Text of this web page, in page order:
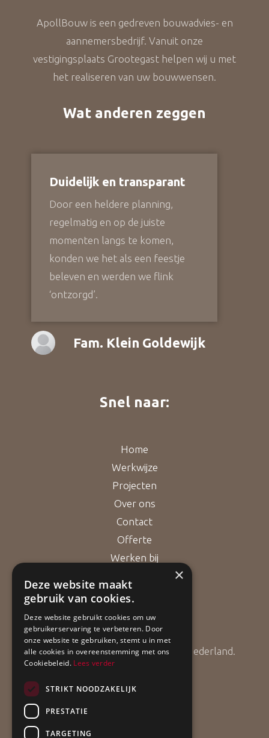
ApollBouw is een gedreven bouwadvies- en
aannemersbedrijf. Vanuit onze
vestigingsplaats Grootegast helpen wij u met
het realiseren van uw bouwwensen.
Wat anderen zeggen
Duidelijk en transparant
Door een heldere planning,
regelmatig en op de juiste
momenten langs te komen,
konden we het als een feestje
beleven en werden we flink
‘ontzorgd’.
Fam. Klein Goldewijk
Snel naar:
Home
Werkwijze
Projecten
Over ons
Contact
Offerte
Werken bij
Bouwgarant
ApollBouw is lid van Bouwgarant Nederland.
×
Deze website maakt
gebruik van cookies.
Deze website gebruikt cookies om uw
gebruikerservaring te verbeteren. Door
onze website te gebruiken, stemt u in met
alle cookies in overeenstemming met ons
Cookiebeleid. Lees verder
STRIKT NOODZAKELIJK
PRESTATIE
TARGETING